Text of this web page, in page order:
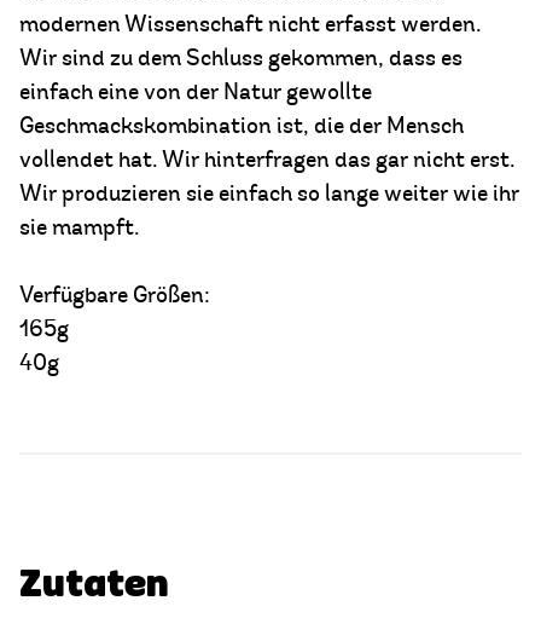
modernen Wissenschaft nicht erfasst werden.
Wir sind zu dem Schluss gekommen, dass es
einfach eine von der Natur gewollte
Geschmackskombination ist, die der Mensch
vollendet hat. Wir hinterfragen das gar nicht erst.
Wir produzieren sie einfach so lange weiter wie ihr
sie mampft.
Verfügbare Größen:
165g
40g
Zutaten